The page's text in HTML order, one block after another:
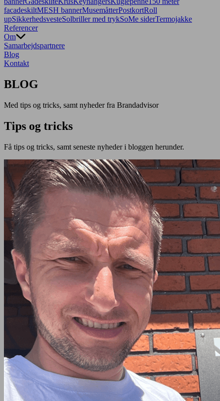
facadeskiltMESH bannerMusemåtterPostkortRoll
upSikkerhedsvesteSolbriller med trykSoMe siderTermojakke
Referencer
Om
Samarbejdspartnere
Blog
Kontakt
BLOG
Med tips og tricks, samt nyheder fra Brandadvisor
Tips og tricks
Få tips og tricks, samt seneste nyheder i bloggen herunder.